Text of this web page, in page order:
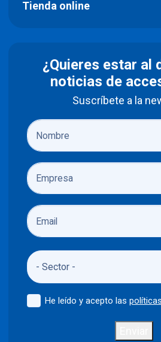
Tienda online
¿Quieres estar al
noticias de
Suscríbete a la
He leído y acepto las